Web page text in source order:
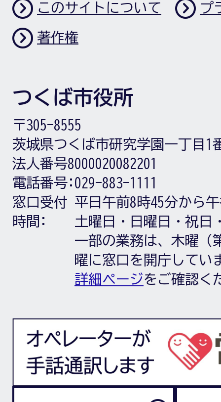
このサイトについて プ
著作権
つくば市役所
〒305-8555
茨城県つくば市研究学園一丁目1
法人番号8000020082201
電話番号: 029-883-1111
窓口受付
時間:
平日午前8時45分から
土曜日・日曜日・祝日
一部の業務は、木曜（
曜に窓口を開庁してい
詳細ページをご確認く